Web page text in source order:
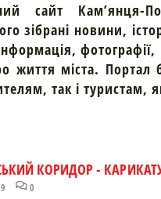
сайт Кам’янця-
зібрані новини,
фотографії,
життя міста. Портал
так і туристам,
КОРИДОР -
9 0